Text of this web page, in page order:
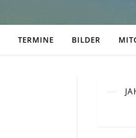
TERMINE BILDER